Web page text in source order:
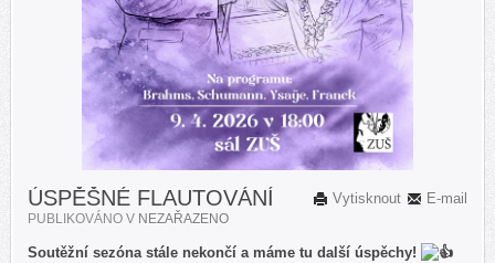
E-mail
Vytisknout
ÚSPĚŠNÉ FLAUTOVÁNÍ
PUBLIKOVÁNO V NEZAŘAZENO
Soutěžní sezóna stále nekončí a máme tu další úspěchy!